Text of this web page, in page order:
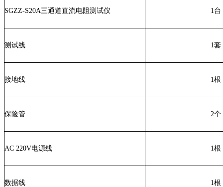
SGZZ-S20A三通道直流电阻测试仪 1台
测试线 1套
接地线 1根
保险管 2个
AC 220V电源线 1根
数据线 1根